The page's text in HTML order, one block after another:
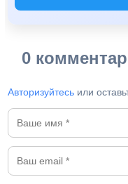
0
Авторизуйтесь или